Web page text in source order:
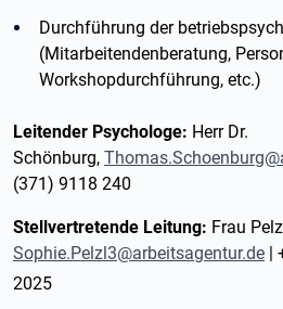
Durchführung der
(Mitarbeitendenberatung,
Workshopdurchführung, etc.)
Leitender Psychologe: Herr Dr.
Schönburg,
(371) 9118 240
Stellvertretende Leitung: Frau
Sophie.Pelzl3@arbeitsagentur.de |
2025